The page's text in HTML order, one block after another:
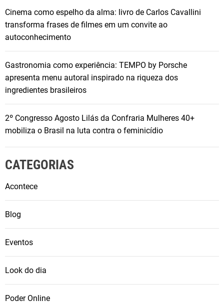
Cinema como espelho da alma: livro de Carlos Cavallini
transforma frases de filmes em um convite ao
autoconhecimento
Gastronomia como experiência: TEMPO by Porsche
apresenta menu autoral inspirado na riqueza dos
ingredientes brasileiros
2º Congresso Agosto Lilás da Confraria Mulheres 40+
mobiliza o Brasil na luta contra o feminicídio
CATEGORIAS
Acontece
Blog
Eventos
Look do dia
Poder Online